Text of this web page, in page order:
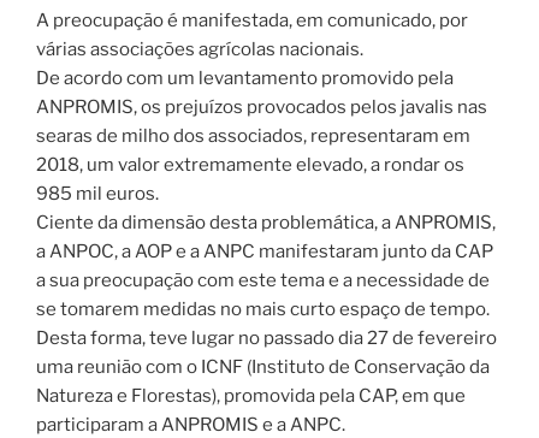
A preocupação é manifestada, em comunicado, por
várias associações agrícolas nacionais.
De acordo com um levantamento promovido pela
ANPROMIS, os prejuízos provocados pelos javalis nas
searas de milho dos associados, representaram em
2018, um valor extremamente elevado, a rondar os
985 mil euros.
Ciente da dimensão desta problemática, a ANPROMIS,
a ANPOC, a AOP e a ANPC manifestaram junto da CAP
a sua preocupação com este tema e a necessidade de
se tomarem medidas no mais curto espaço de tempo.
Desta forma, teve lugar no passado dia 27 de fevereiro
uma reunião com o ICNF (Instituto de Conservação da
Natureza e Florestas), promovida pela CAP, em que
participaram a ANPROMIS e a ANPC.